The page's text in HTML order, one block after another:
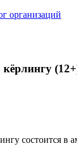
организаций
состоится в